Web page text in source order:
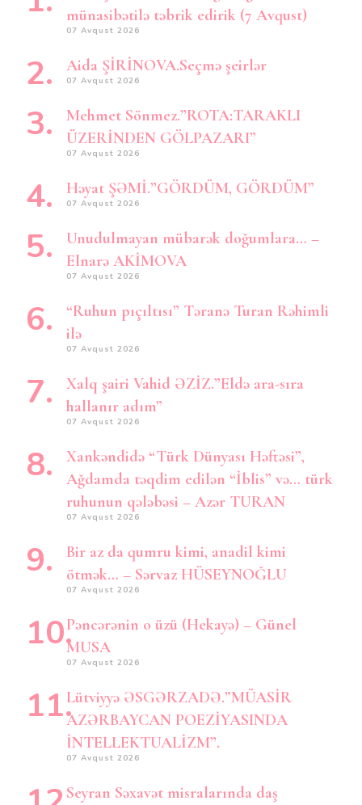
münasibətilə təbrik edirik (7 Avqust)
07 Avqust 2026
Aida ŞİRİNOVA.Seçmə şeirlər
07 Avqust 2026
Mehmet Sönmez.”ROTA:TARAKLI
ÜZERİNDEN GÖLPAZARI”
07 Avqust 2026
Həyat ŞƏMİ.”GÖRDÜM, GÖRDÜM”
07 Avqust 2026
Unudulmayan mübarək doğumlara… –
Elnarə AKİMOVA
07 Avqust 2026
“Ruhun pıçıltısı” Təranə Turan Rəhimli
ilə
07 Avqust 2026
Xalq şairi Vahid ƏZİZ.”Eldə ara-sıra
hallanır adım”
07 Avqust 2026
Xankəndidə “Türk Dünyası Həftəsi”,
Ağdamda təqdim edilən “İblis” və… türk
ruhunun qələbəsi – Azər TURAN
07 Avqust 2026
Bir az da qumru kimi, anadil kimi
ötmək… – Sərvaz HÜSEYNOĞLU
07 Avqust 2026
Pəncərənin o üzü (Hekayə) – Günel
MUSA
07 Avqust 2026
Lütviyyə ƏSGƏRZADƏ.”MÜASİR
AZƏRBAYCAN POEZİYASINDA
İNTELLEKTUALİZM”.
07 Avqust 2026
Seyran Səxavət misralarında daş